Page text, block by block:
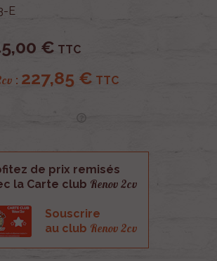
E
€ TTC
: 227,85 € TTC
de prix remisés
la Carte club Renov 2cv
Souscrire
au club Renov 2cv